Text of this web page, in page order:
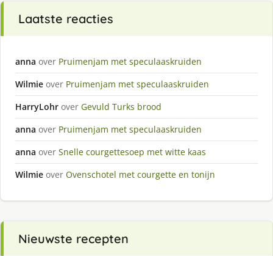
Laatste reacties
anna over Pruimenjam met speculaaskruiden
Wilmie over Pruimenjam met speculaaskruiden
HarryLohr over Gevuld Turks brood
anna over Pruimenjam met speculaaskruiden
anna over Snelle courgettesoep met witte kaas
Wilmie over Ovenschotel met courgette en tonijn
Nieuwste recepten